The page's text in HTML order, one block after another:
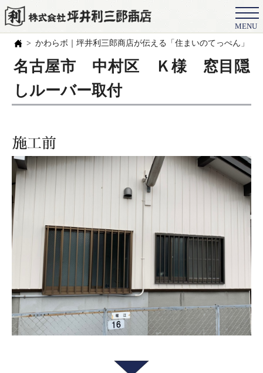
会社概要
選ばれる理由
施工事例
お客様の声
職人紹介
ブログ
豆知識
MENU
かわらボ｜坪井利三郎商店が伝える「住まいのてっぺん」の
名古屋市 中村区 Ｋ様 窓目隠
しルーバー取付